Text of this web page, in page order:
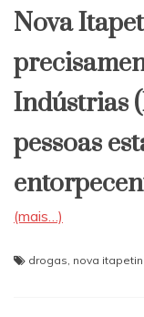
Nova
Indústrias
pessoas
(mais…)
drogas, nova